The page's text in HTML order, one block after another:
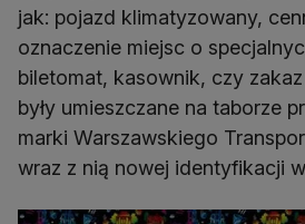
jak: pojazd klimatyzowany,
oznaczenie miejsc o
biletomat, kasownik, czy
były umieszczane na taborze
marki Warszawskiego
wraz z nią nowej identyfikacji